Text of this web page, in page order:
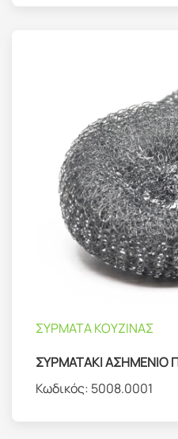
ΣΥΡΜΑΤΑ ΚΟΥΖΙΝΑΣ
ΣΥΡΜΑΤΑΚΙ ΑΣΗΜΕΝΙΟ
Κωδικός: 5008.0001